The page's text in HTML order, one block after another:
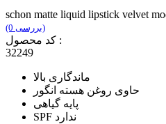
schon matte liquid lipstick velvet
(0 بررسی)
کد محصول :
32249
ماندگاری بالا
حاوی روغن هسته انگور
پایه گیاهی
SPF ندارد